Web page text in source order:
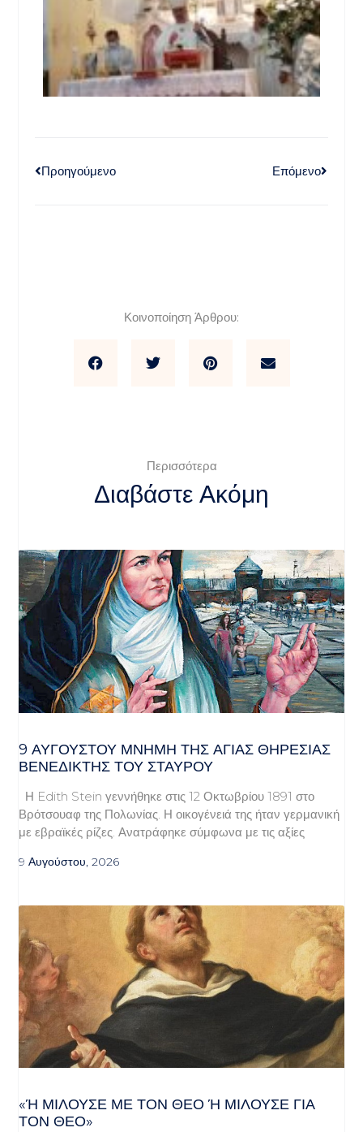
Προηγούμενο Επόμενο
Κοινοποίηση Άρθρου:
Περισσότερα
Διαβάστε Ακόμη
9 ΑΥΓΟΥΣΤΟΥ ΜΝΗΜΗ ΤΗΣ ΑΓΙΑΣ ΘΗΡΕΣΙΑΣ
ΒΕΝΕΔΙΚΤΗΣ ΤΟΥ ΣΤΑΥΡΟΥ
Η Edith Stein γεννήθηκε στις 12 Οκτωβρίου 1891 στο
Βρότσουαφ της Πολωνίας. Η οικογένειά της ήταν γερμανική
με εβραϊκές ρίζες. Ανατράφηκε σύμφωνα με τις αξίες
9 Αυγούστου, 2026
«Ή ΜΙΛΟΎΣΕ ΜΕ ΤΟΝ ΘΕΌ Ή ΜΙΛΟΎΣΕ ΓΙΑ ΤΟ
Ν ΘΕΌ»